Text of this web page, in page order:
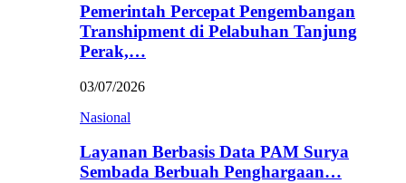
Pemerintah Percepat Pengembangan
Transhipment di Pelabuhan Tanjung
Perak,…
03/07/2026
Nasional
Layanan Berbasis Data PAM Surya
Sembada Berbuah Penghargaan…